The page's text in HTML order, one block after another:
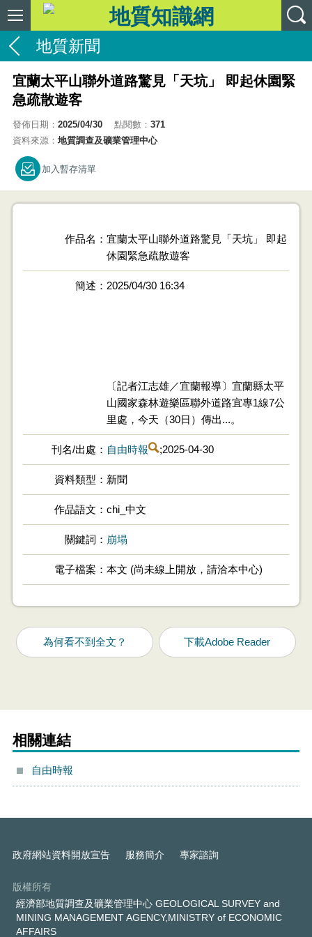
地質新聞
宜蘭太平山聯外道路驚見「天坑」 即起休園緊
急疏散遊客
發佈日期： 2025/04/30 點閱數： 371
資料來源： 地質調查及礦業管理中心
加入暫存清單
作品名
宜蘭太平山聯外道路驚見「天坑」 即起
休園緊急疏散遊客
簡述 2025/04/30 16:34
〔記者江志雄／宜蘭報導〕宜蘭縣太平
山國家森林遊樂區聯外道路宜專1線7公
里處，今天（30日）傳出...。
刊名/出處 自由時報 ;2025-04-30
資料類型 新聞
作品語文 chi_中文
關鍵詞 崩塌
電子檔案 本文 (尚未線上開放，請洽本中心)
為何看不到全文？ 下載Adobe Reader
相關連結
自由時報
政府網站資料開放宣告 服務簡介 專家諮詢
版權所有
經濟部地質調查及礦業管理中心 GEOLOGICAL SURVEY and
MINING MANAGEMENT AGENCY,MINISTRY of ECONOMIC
AFFAIRS